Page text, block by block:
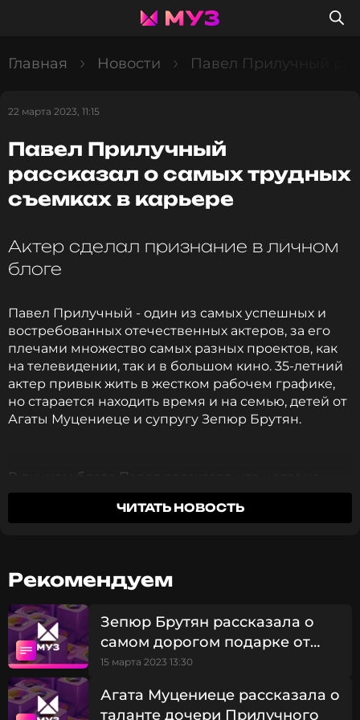
Главная Новости Павел Прилучный
22 марта 2023, 11:15
Павел Прилучный
рассказал о самых трудных
съемках в карьере
Актер сделал признание в личном
блоге
Павел Прилучный - один из самых успешных и
востребованных отечественных актеров, за его
плечами множество самых разных проектов, как
на телевидении, так и в большом кино. 35-летний
актер привык жить в жестком рабочем графике,
но старается находить время и на семью, детей от
Агаты Муцениеце и супругу Зепюр Брутян.
В личном блоге Павел рассказал, что недавно
принял участие в проекте, который стал одним из
самых сложных за его карьеру. Сейчас съемки
Петросяна. Актер поблагодарил коллег за
бесценный опыт и заинтриговал поклонников:
Это один из самых сложных проектов по
исполнению и техническим
характеристикам. Но очень интересный.
Скоро сами в этом убедитесь
ЧИТАТЬ НОВОСТЬ
Рекомендуем
Зепюр Брутян рассказала о
самом дорогом подарке от
Павла Прилучного
15 марта 2023 13:30
Агата Муцениеце рассказала о
таланте дочери Прилучного